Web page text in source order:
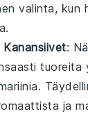
valinta, kun
:
tuoreita
.
ja